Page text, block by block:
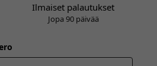
Ilmaiset palautukset
Jopa 90 päivää